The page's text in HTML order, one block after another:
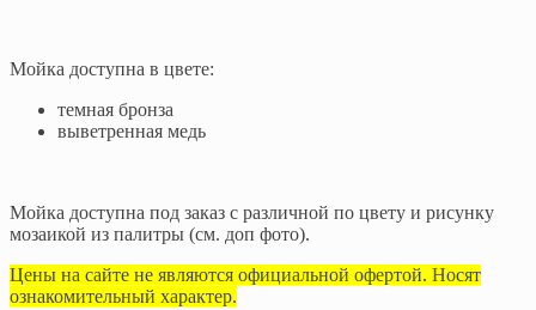
Мойка доступна в цвете:
темная бронза
выветренная медь
Мойка доступна под заказ с различной по цвету и рисунку
мозаикой из палитры (см. доп фото).
Цены на сайте не являются официальной офертой. Носят
ознакомительный характер.